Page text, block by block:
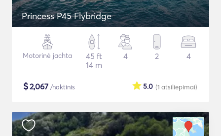
Princess P45 Flybridge
Motorinė jachta
45 ft
14 m
4 2 4
$2,067 /naktinis (1 atsiliepimai)
5.0